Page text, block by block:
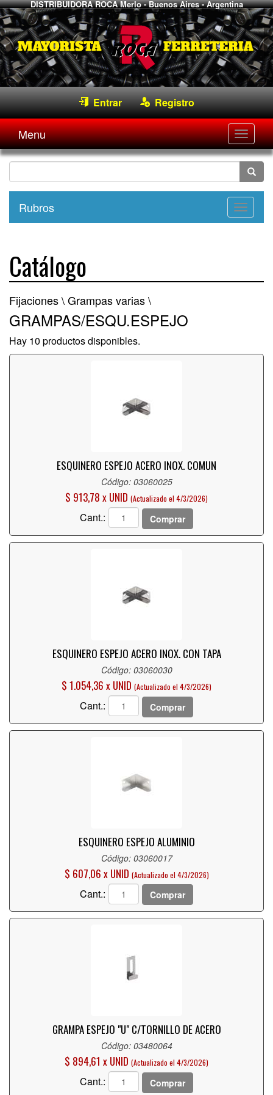
DISTRIBUIDORA ROCA Merlo - Buenos Aires - Argentina
Entrar Registro
Menu
Rubros
Catálogo
Fijaciones \Grampas varias \
GRAMPAS/ESQU.ESPEJO
Hay 10 productos disponibles.
ESQUINERO ESPEJO ACERO INOX. COMUN
Código: 03060025
$ 913,78 x UNID (Actualizado el 4/3/2026)
Cant.: Comprar
ESQUINERO ESPEJO ACERO INOX. CON TAPA
Código: 03060030
$ 1.054,36 x UNID (Actualizado el 4/3/2026)
Cant.: Comprar
ESQUINERO ESPEJO ALUMINIO
Código: 03060017
$ 607,06 x UNID (Actualizado el 4/3/2026)
Cant.: Comprar
GRAMPA ESPEJO "U" C/TORNILLO DE ACERO
Código: 03480064
$ 894,61 x UNID (Actualizado el 4/3/2026)
Cant.: Comprar